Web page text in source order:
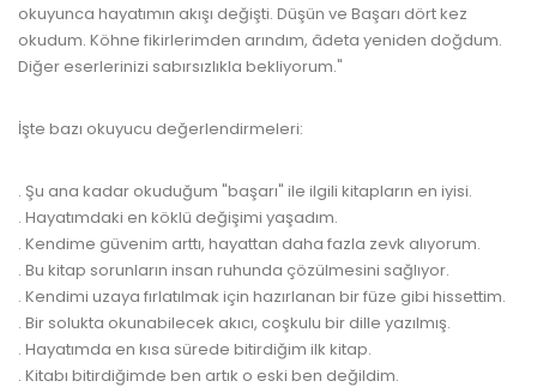
okuyunca hayatımın akışı değişti. Düşün ve Başarı dört kez
okudum. Köhne fikirlerimden arındım, âdeta yeniden doğdum.
Diğer eserlerinizi sabırsızlıkla bekliyorum."
İşte bazı okuyucu değerlendirmeleri:
. Şu ana kadar okuduğum "başarı" ile ilgili kitapların en iyisi.
. Hayatımdaki en köklü değişimi yaşadım.
. Kendime güvenim arttı, hayattan daha fazla zevk alıyorum.
. Bu kitap sorunların insan ruhunda çözülmesini sağlıyor.
. Kendimi uzaya fırlatılmak için hazırlanan bir füze gibi hissettim.
. Bir solukta okunabilecek akıcı, coşkulu bir dille yazılmış.
. Hayatımda en kısa sürede bitirdiğim ilk kitap.
. Kitabı bitirdiğimde ben artık o eski ben değildim.